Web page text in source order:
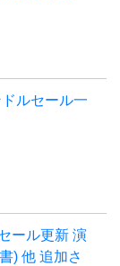
ルセール一
ール更新 演
) 他 追加さ